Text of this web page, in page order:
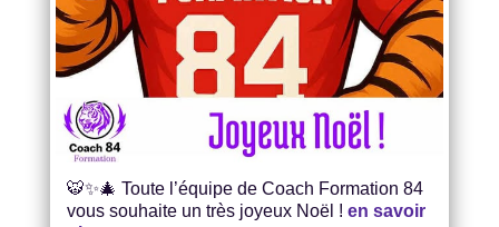
🐯✨🎄 Toute l’équipe de Coach Formation 84
vous souhaite un très joyeux Noël ! en savoir